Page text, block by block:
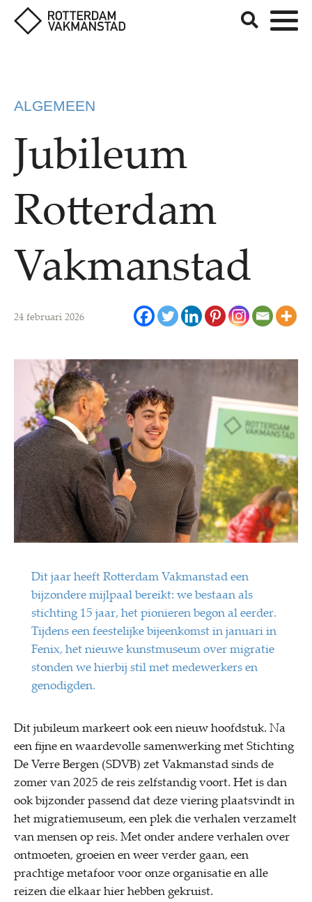
ALGEMEEN
Jubileum
Rotterdam
Vakmanstad
24 februari 2026
Dit jaar heeft Rotterdam Vakmanstad een
bijzondere mijlpaal bereikt: we bestaan als
stichting 15 jaar, het pionieren begon al eerder.
Tijdens een feestelijke bijeenkomst in januari in
Fenix, het nieuwe kunstmuseum over migratie
stonden we hierbij stil met medewerkers en
genodigden.
Dit jubileum markeert ook een nieuw hoofdstuk. Na
een fijne en waardevolle samenwerking met Stichting
De Verre Bergen (SDVB) zet Vakmanstad sinds de
zomer van 2025 de reis zelfstandig voort. Het is dan
ook bijzonder passend dat deze viering plaatsvindt in
het migratiemuseum, een plek die verhalen verzamelt
van mensen op reis. Met onder andere verhalen over
ontmoeten, groeien en weer verder gaan, een
prachtige metafoor voor onze organisatie en alle
reizen die elkaar hier hebben gekruist.